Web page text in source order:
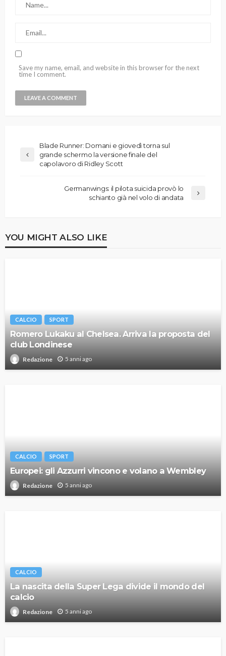
Save my name, email, and website in this browser for the next
time I comment.
Blade Runner: Domani e giovedì torna sul
grande schermo la versione finale del
capolavoro di Ridley Scott
Germanwings: il pilota suicida provò lo
schianto già nel volo di andata
YOU MIGHT ALSO LIKE
CALCIO SPORT
Romero Lukaku al Chelsea. Arriva la proposta del
club Londinese
Redazione 5 anni ago
CALCIO SPORT
Europei: gli Azzurri vincono e volano a Wembley
Redazione 5 anni ago
CALCIO
La nascita della Super Lega divide il mondo del
calcio
Redazione 5 anni ago